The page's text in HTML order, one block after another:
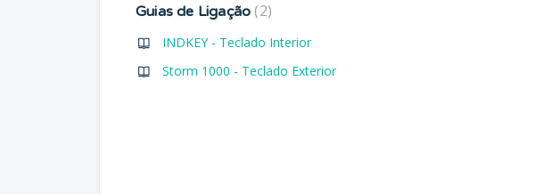
Guias de Ligação 2
INDKEY - Teclado Interior
Storm 1000 - Teclado Exterior